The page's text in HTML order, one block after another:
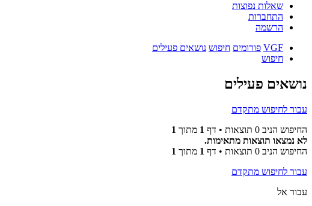
שאלות נפוצות
התחברות
הרשמה
VGF פורומים חיפוש נושאים פעילים
חיפוש
נושאים פעילים
עבור לחיפוש מתקדם
החיפוש הניב 0 תוצאות • דף
1 מתוך 1
לא נמצאו תוצאות מתאימות.
החיפוש הניב 0 תוצאות • דף
1 מתוך 1
עבור לחיפוש מתקדם
עבור אל